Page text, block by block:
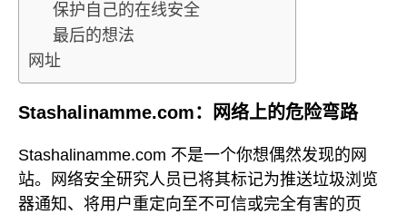
保护自己的在线安全
最后的想法
网址
Stashalinamme.com：网络上的危险弯路
Stashalinamme.com 不是一个你想偶然发现的网
站。网络安全研究人员已将其标记为推送垃圾浏览
器通知、将用户重定向至不可信或完全有害的页